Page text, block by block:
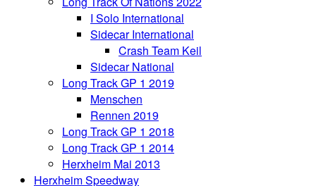
I Solo International
Sidecar International
Crash Team Keil
Sidecar National
Long Track GP 1 2019
Menschen
Rennen 2019
Long Track GP 1 2018
Long Track GP 1 2014
Herxheim Mai 2013
Herxheim Speedway